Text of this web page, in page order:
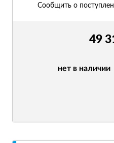
49
нет в наличии
Сообщить о